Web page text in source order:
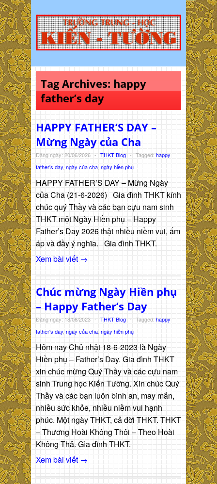
Tag Archives: happy
father’s day
HAPPY FATHER’S DAY –
Mừng Ngày của Cha
Đăng ngày: 20/06/2026 - THKT Blog - Tagged: happy
father's day ngày của cha ngày hiền phụ
HAPPY FATHER’S DAY – Mừng Ngày
của Cha (21-6-2026) Gia đình THKT kính
chúc quý Thầy và các bạn cựu nam sinh
THKT một Ngày Hiền phụ – Happy
Father’s Day 2026 thật nhiều niềm vui, ấm
áp và đầy ý nghĩa. Gia đình THKT.
Xem bài viết →
Chúc mừng Ngày Hiền phụ
– Happy Father’s Day
Đăng ngày: 18/06/2023 - THKT Blog - Tagged: happy
father's day, ngày của cha, ngày hiền phụ
Hôm nay Chủ nhật 18-6-2023 là Ngày
Hiền phụ – Father’s Day. Gia đình THKT
xin chúc mừng Quý Thầy và các cựu nam
sinh Trung học Kiến Tường. Xin chúc Quý
Thầy và các bạn luôn bình an, may mắn,
nhiều sức khỏe, nhiều niềm vui hạnh
phúc. Một ngày THKT, cả đời THKT. THKT
– Thương Hoài Không Thôi – Theo Hoài
Không Thả. Gìa đình THKT.
Xem bài viết →